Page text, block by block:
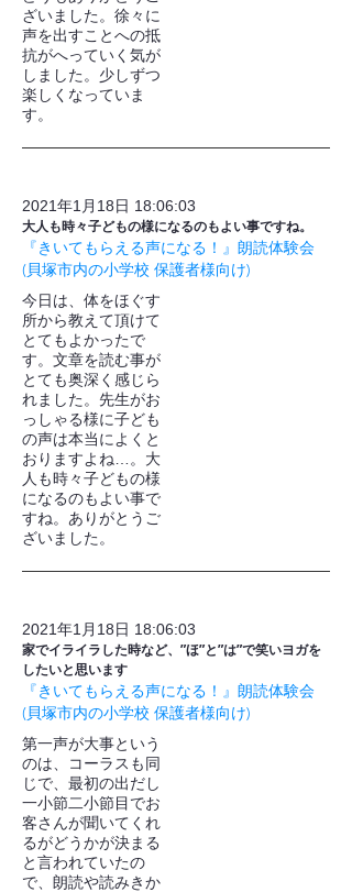
ざいました。徐々に
声を出すことへの抵
抗がへっていく気が
しました。少しずつ
楽しくなっていま
す。
2021年1月18日 18:06:03
大人も時々子どもの様になるのもよい事ですね。
『きいてもらえる声になる！』朗読体験会
(貝塚市内の小学校 保護者様向け)
今日は、体をほぐす
所から教えて頂けて
とてもよかったで
す。文章を読む事が
とても奥深く感じら
れました。先生がお
っしゃる様に子ども
の声は本当によくと
おりますよね…。大
人も時々子どもの様
になるのもよい事で
すね。ありがとうご
ざいました。
2021年1月18日 18:06:03
家でイライラした時など、”ほ”と”は”で笑いヨガを
したいと思います
『きいてもらえる声になる！』朗読体験会
(貝塚市内の小学校 保護者様向け)
第一声が大事という
のは、コーラスも同
じで、最初の出だし
一小節二小節目でお
客さんが聞いてくれ
るがどうかが決まる
と言われていたの
で、朗読や読みきか